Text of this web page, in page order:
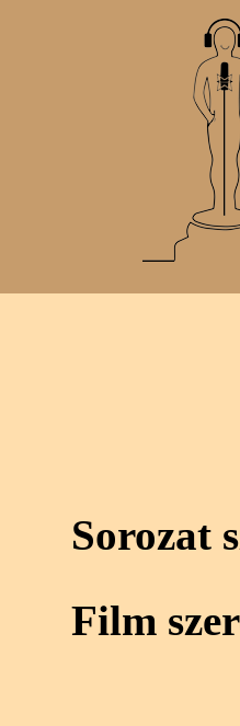
Sorozat
Film